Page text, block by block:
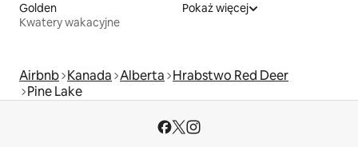
Golden
Kwatery wakacyjne
Pokaż więcej
Airbnb Kanada Alberta Hrabstwo Red Deer
Pine Lake